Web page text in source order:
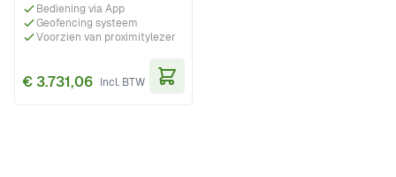
Bediening via App
Geofencing systeem
Voorzien van proximitylezer
€ 3.731,06